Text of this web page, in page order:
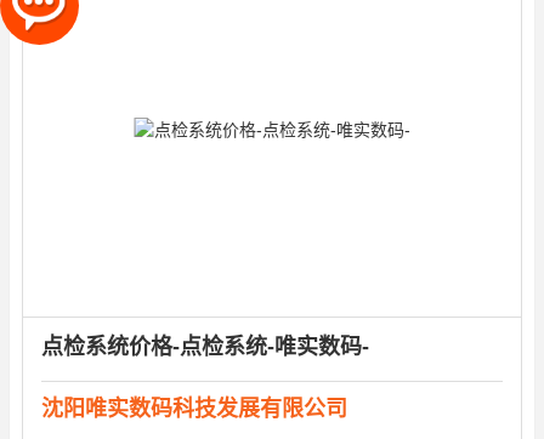
点检系统价格-点检系统-唯实数码-
沈阳唯实数码科技发展有限公司